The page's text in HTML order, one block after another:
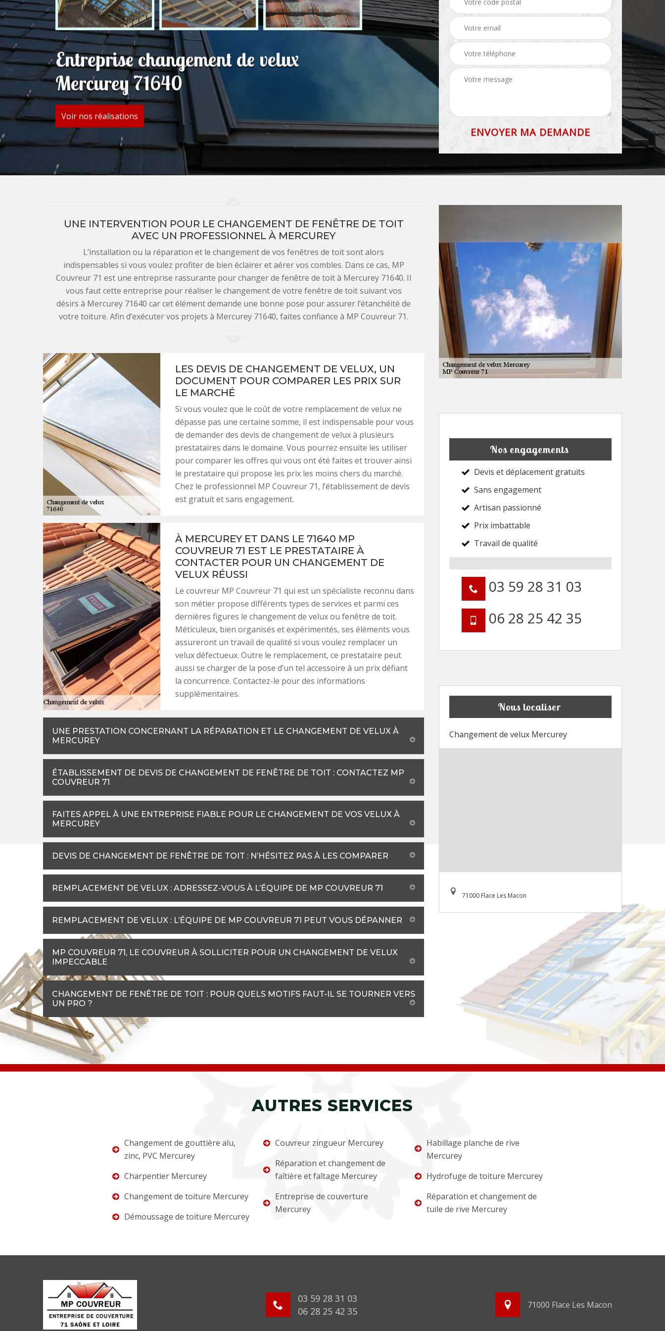
Entreprise changement de velux
Mercurey 71640
Voir nos réalisations
UNE INTERVENTION POUR LE CHANGEMENT DE FENÊTRE DE TOIT
AVEC UN PROFESSIONNEL À MERCUREY
L’installation ou la réparation et le changement de vos fenêtres de toit sont alors
indispensables si vous voulez profiter de bien éclairer et aérer vos combles. Dans ce cas, MP
Couvreur 71 est une entreprise rassurante pour changer de fenêtre de toit à Mercurey 71640. Il
vous faut cette entreprise pour réaliser le changement de votre fenêtre de toit suivant vos
désirs à Mercurey 71640 car cet élément demande une bonne pose pour assurer l’étanchéité de
votre toiture. Afin d’exécuter vos projets à Mercurey 71640, faites confiance à MP Couvreur 71.
LES DEVIS DE CHANGEMENT DE VELUX, UN
DOCUMENT POUR COMPARER LES PRIX SUR
LE MARCHÉ
Si vous voulez que le coût de votre remplacement de velux ne
dépasse pas une certaine somme, il est indispensable pour vous
de demander des devis de changement de velux à plusieurs
prestataires dans le domaine. Vous pourrez ensuite les utiliser
pour comparer les offres qui vous ont été faites et trouver ainsi
le prestataire qui propose les prix les moins chers du marché.
Chez le professionnel MP Couvreur 71, l’établissement de devis
est gratuit et sans engagement.
À MERCUREY ET DANS LE 71640 MP
COUVREUR 71 EST LE PRESTATAIRE À
CONTACTER POUR UN CHANGEMENT DE
VELUX RÉUSSI
Le couvreur MP Couvreur 71 qui est un spécialiste reconnu dans
son métier propose différents types de services et parmi ces
dernières figures le changement de velux ou fenêtre de toit.
Méticuleux, bien organisés et expérimentés, ses éléments vous
assureront un travail de qualité si vous voulez remplacer un
velux défectueux. Outre le remplacement, ce prestataire peut
aussi se charger de la pose d’un tel accessoire à un prix défiant
la concurrence. Contactez-le pour des informations
supplémentaires.
UNE PRESTATION CONCERNANT LA RÉPARATION ET LE CHANGEMENT DE VELUX À
MERCUREY
ÉTABLISSEMENT DE DEVIS DE CHANGEMENT DE FENÊTRE DE TOIT : CONTACTEZ MP
COUVREUR 71
FAITES APPEL À UNE ENTREPRISE FIABLE POUR LE CHANGEMENT DE VOS VELUX À
MERCUREY
DEVIS DE CHANGEMENT DE FENÊTRE DE TOIT : N’HÉSITEZ PAS À LES COMPARER
REMPLACEMENT DE VELUX : ADRESSEZ-VOUS À L’ÉQUIPE DE MP COUVREUR 71
REMPLACEMENT DE VELUX : L’ÉQUIPE DE MP COUVREUR 71 PEUT VOUS DÉPANNER
MP COUVREUR 71, LE COUVREUR À SOLLICITER POUR UN CHANGEMENT DE VELUX
IMPECCABLE
CHANGEMENT DE FENÊTRE DE TOIT : POUR QUELS MOTIFS FAUT-IL SE TOURNER VERS
UN PRO ?
Nos engagements
Devis et déplacement gratuits
Sans engagement
Artisan passionné
Prix imbattable
Travail de qualité
03 59 28 31 03
06 28 25 42 35
Nous localiser
Changement de velux Mercurey
71000 Flace Les Macon
AUTRES SERVICES
Changement de gouttière alu,
zinc, PVC Mercurey
Charpentier Mercurey
Changement de toiture Mercurey
Démoussage de toiture Mercurey
Couvreur zingueur Mercurey
Réparation et changement de
faîtière et faîtage Mercurey
Entreprise de couverture
Mercurey
Habillage planche de rive
Mercurey
Hydrofuge de toiture Mercurey
Réparation et changement de
tuile de rive Mercurey
03 59 28 31 03
06 28 25 42 35
71000 Flace Les Macon